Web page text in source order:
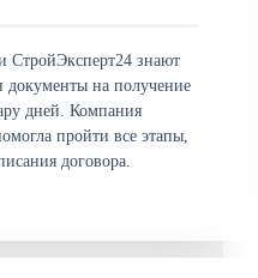
СтройЭксперт24 знают
документы на получение
дней. Компания
пройти все этапы,
договора.